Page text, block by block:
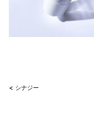
< シナジー